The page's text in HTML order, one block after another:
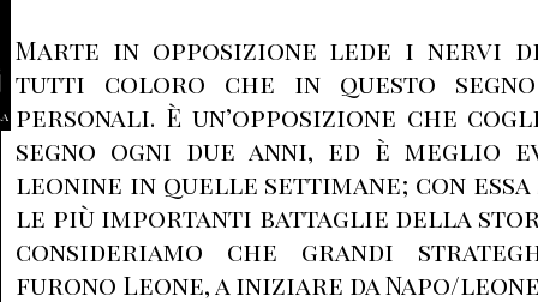
Marte in opposizione lede i nervi
tutti coloro che in questo
personali. È un’opposizione che
segno ogni due anni, ed è meglio
leonine in quelle settimane; con
le più importanti battaglie della
consideriamo che grandi
furono Leone, a iniziare da Napo/